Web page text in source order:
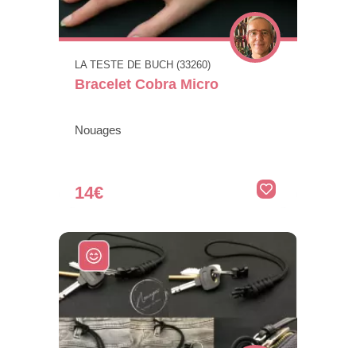
LA TESTE DE BUCH (33260)
Bracelet Cobra Micro
Nouages
14€